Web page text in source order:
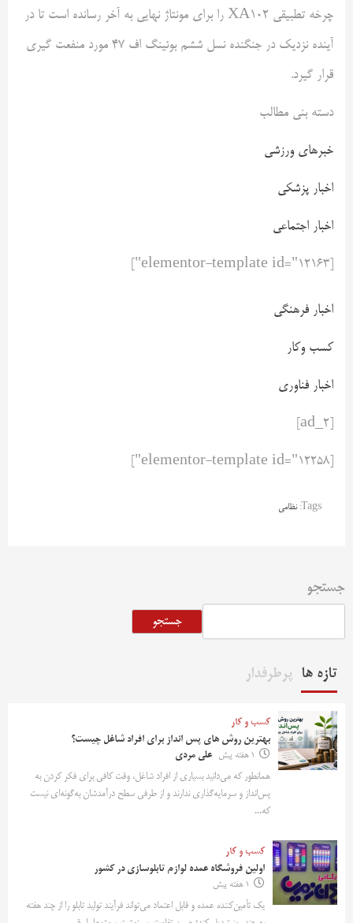
چرخه تطبیقی XA102 را برای مونتاژ نهایی به آخر رسانده است تا در
آینده نزدیک در جنگنده نسل ششم بوئینگ اف ۴۷ مورد منفعت گیری
قرار گیرد.
دسته بنی مطالب
خبرهای ورزشی
اخبار پزشکی
اخبار اجتماعی
اخبار فرهنگی
کسب وکار
اخبار فناوری
Tags: نظامی
جستجو
جستجو
تازه ها پرطرفدار
کسب و کار
بهترین روش‌ های پس‌ انداز برای افراد شاغل چیست؟
1 هفته پیش
علی مردی
همانطور که می‌دانید بسیاری از افراد شاغل، وقت کافی برای فکر کردن به
پس‌انداز و سرمایه‌گذاری ندارند و از طرفی سطح درآمدشان به‌گونه‌ای نیست
که...
کسب و کار
اولین فروشگاه عمده لوازم تابلوسازی در کشور
1 هفته پیش
یک تأمین‌کننده عمده و قابل اعتماد می‌تواند فرآیند تولید تابلو را از چند هفته